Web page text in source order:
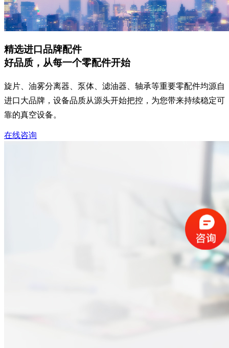
精选进口品牌配件
好品质，从每一个零配件开始
旋片、油雾分离器、泵体、滤油器、轴承等重要零配件均源自
进口大品牌，设备品质从源头开始把控，为您带来持续稳定可
靠的真空设备。
在线咨询